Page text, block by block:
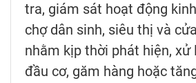
tra, giám sát hoạt động
chợ dân sinh, siêu thị và
nhằm kịp thời phát hiện, xử
đầu cơ, găm hàng hoặc